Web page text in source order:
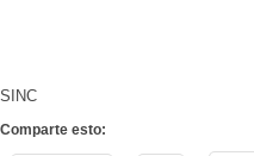
SINC
Comparte esto: